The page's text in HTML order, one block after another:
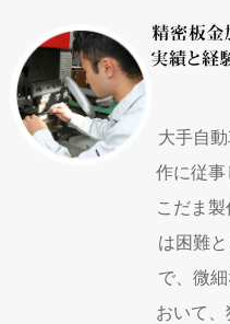
大手自
作に従事
こだま
は困難
で、微
おいて、